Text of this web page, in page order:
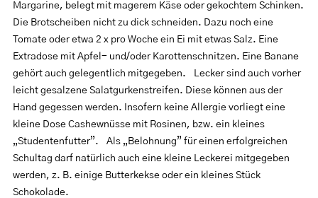
Margarine, belegt mit magerem Käse oder gekochtem Schinken.
Die Brotscheiben nicht zu dick schneiden. Dazu noch eine
Tomate oder etwa 2 x pro Woche ein Ei mit etwas Salz. Eine
Extradose mit Apfel- und/oder Karottenschnitzen. Eine Banane
gehört auch gelegentlich mitgegeben. Lecker sind auch vorher
leicht gesalzene Salatgurkenstreifen. Diese können aus der
Hand gegessen werden. Insofern keine Allergie vorliegt eine
kleine Dose Cashewnüsse mit Rosinen, bzw. ein kleines
„Studentenfutter”. Als „Belohnung” für einen erfolgreichen
Schultag darf natürlich auch eine kleine Leckerei mitgegeben
werden, z. B. einige Butterkekse oder ein kleines Stück
Schokolade.